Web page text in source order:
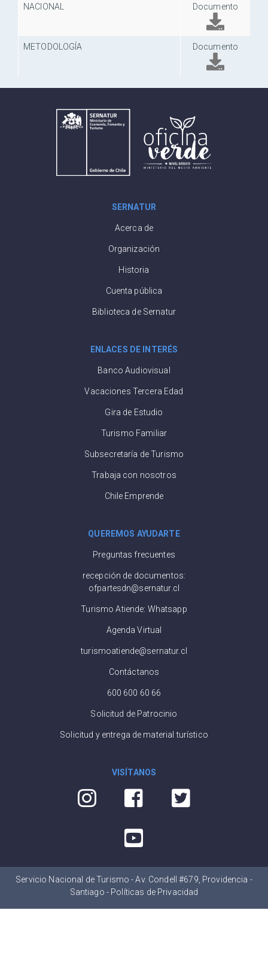
NACIONAL Documento
METODOLOGÍA Documento
SERNATUR
Acerca de
Organización
Historia
Cuenta pública
Biblioteca de Sernatur
ENLACES DE INTERÉS
Banco Audiovisual
Vacaciones Tercera Edad
Gira de Estudio
Turismo Familiar
Subsecretaría de Turismo
Trabaja con nosotros
Chile Emprende
QUEREMOS AYUDARTE
Preguntas frecuentes
recepción de documentos:
ofpartesdn@sernatur.cl
Turismo Atiende: Whatsapp
Agenda Virtual
turismoatiende@sernatur.cl
Contáctanos
600 600 60 66
Solicitud de Patrocinio
Solicitud y entrega de material turístico
VISÍTANOS
Servicio Nacional de Turismo - Av. Condell #679, Providencia -
Santiago - Políticas de Privacidad